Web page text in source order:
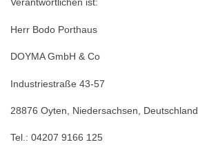
Verantwortlichen ist:
Herr Bodo Porthaus
DOYMA GmbH & Co
Industriestraße 43-57
28876 Oyten, Niedersachsen, Deutschland
Tel.: 04207 9166 125